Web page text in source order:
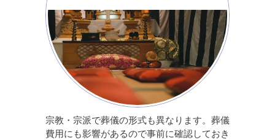
宗教・宗派で葬儀の形式も異なります。葬儀
費用にも影響があるので事前に確認しておき